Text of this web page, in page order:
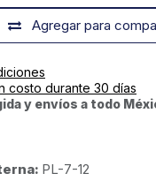
Agregar para
costo durante 30 días
y envíos a todo
PL-7-12